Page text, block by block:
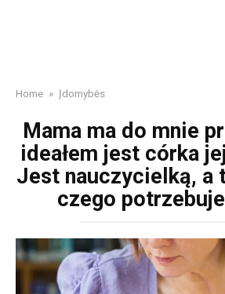
Home » Įdomybės
Mama ma do mnie
ideałem jest córka
Jest nauczycielką, a
czego